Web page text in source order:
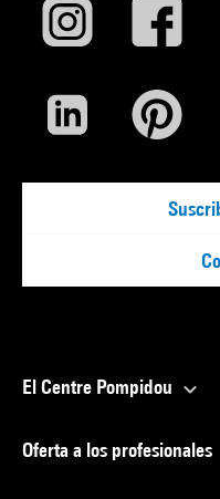
El Centre Pompidou
Oferta a los profesionales